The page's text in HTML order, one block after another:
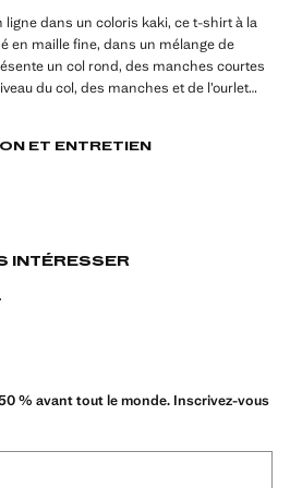
dans un coloris kaki, ce t-shirt à la
en maille fine, dans un mélange de
un col rond, des manches courtes
du col, des manches et de l’ourlet
cm et porte une taille M
ET ENTRETIEN
INTÉRESSER
% avant tout le monde. Inscrivez-vous